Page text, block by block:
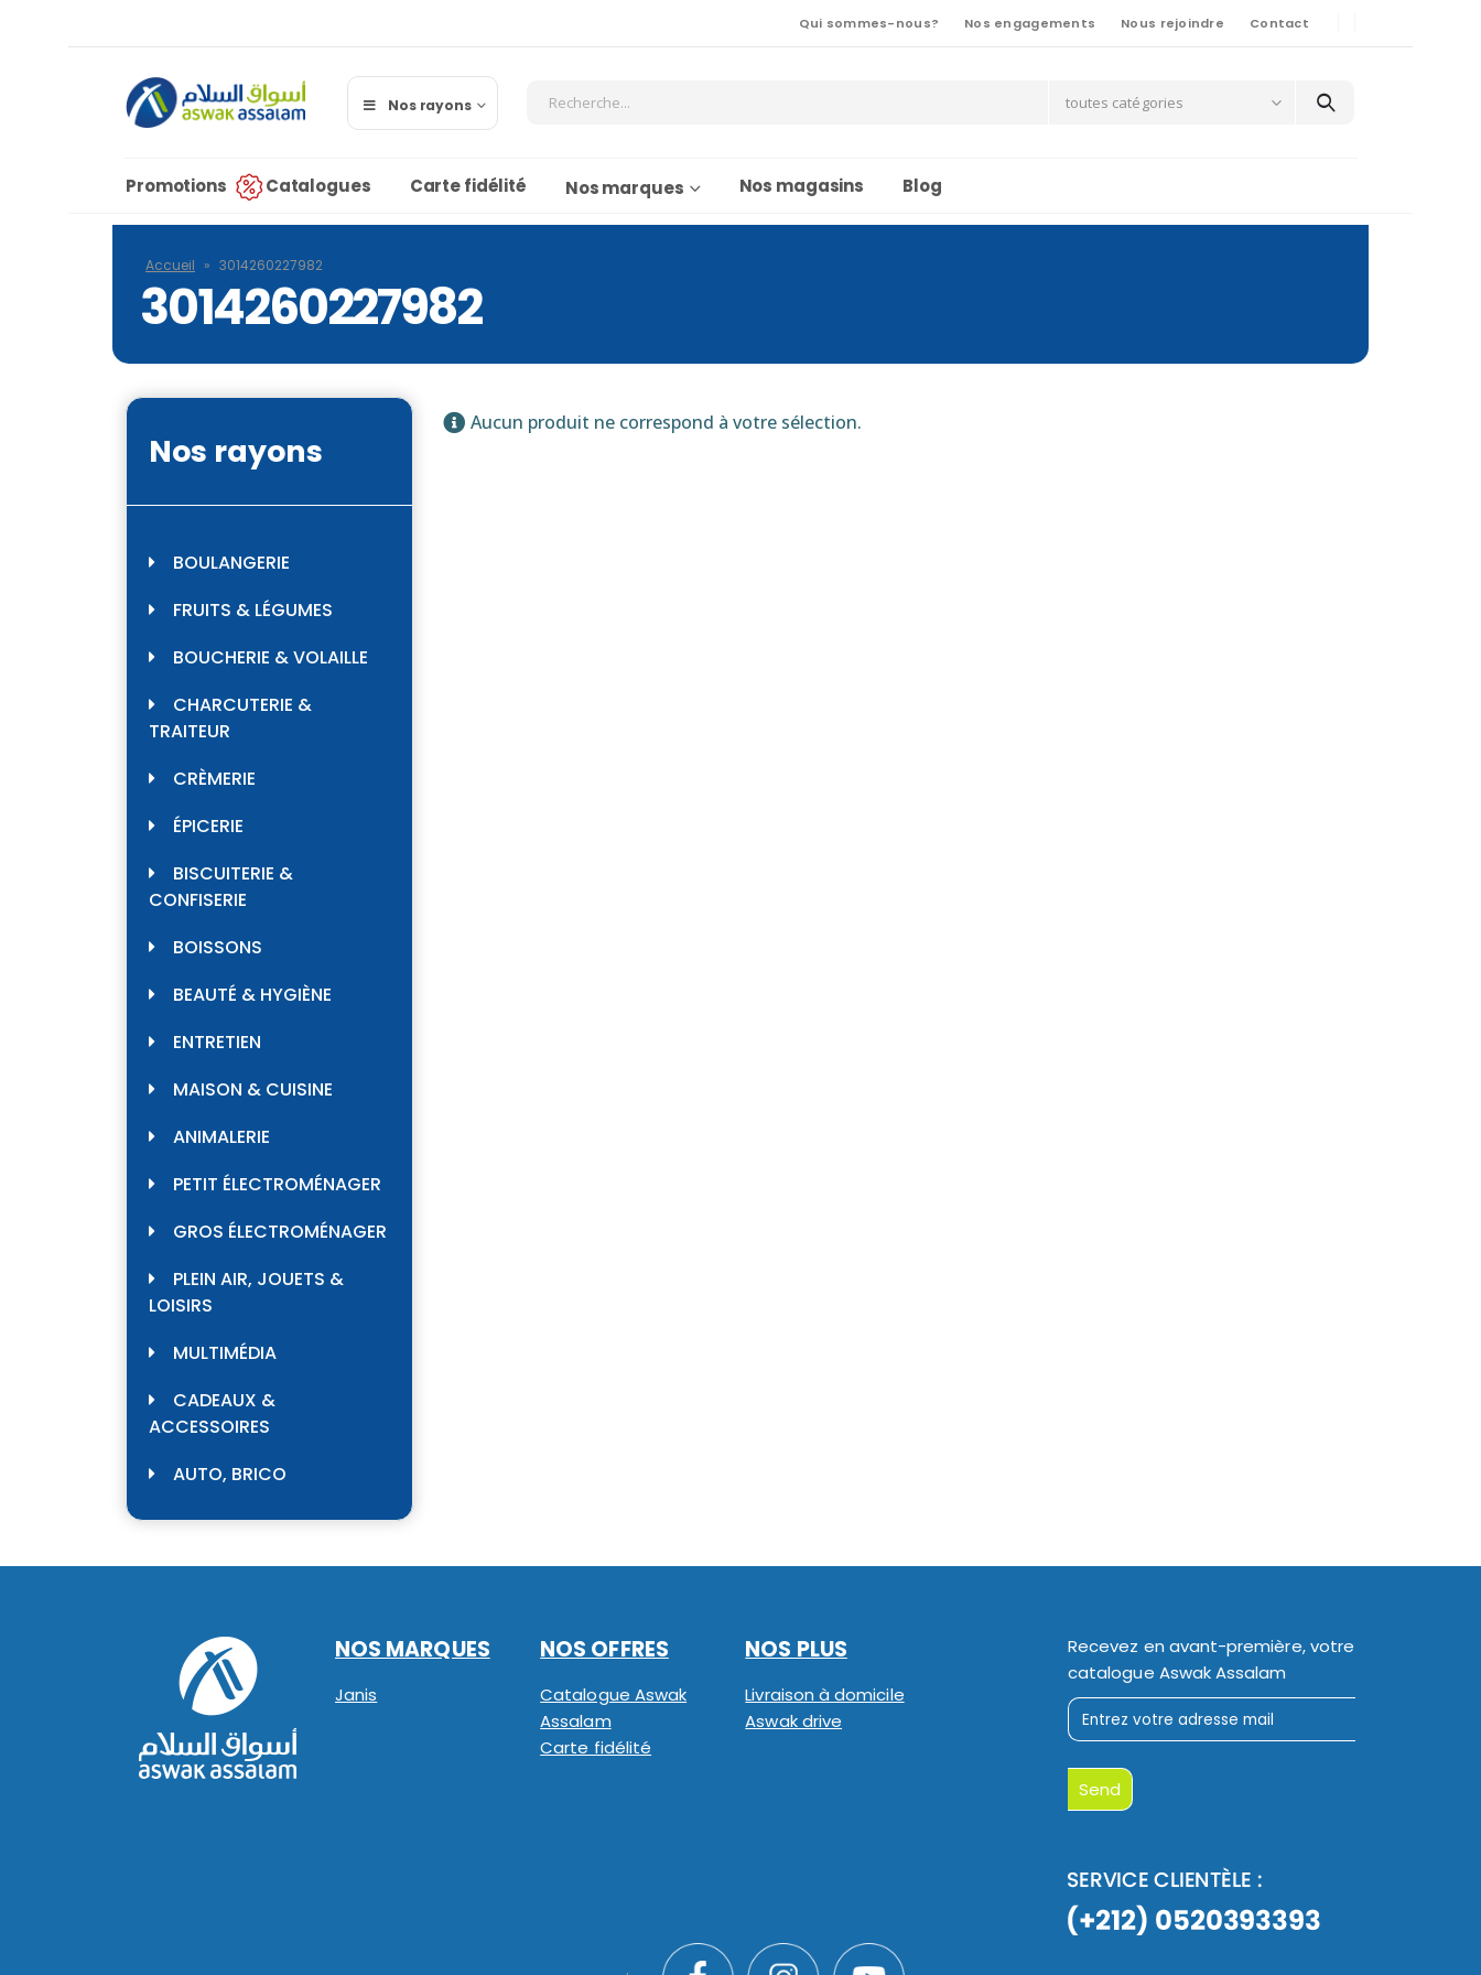
Qui sommes-nous? Nos engagements Nous rejoindre Contact
Nos rayons toutes catégories
Promotions Catalogues Carte fidélité Nos marques Nos magasins Blog
Accueil » 3014260227982
3014260227982
Aucun produit ne correspond à votre sélection.
Nos rayons
BOULANGERIE
FRUITS & LÉGUMES
BOUCHERIE & VOLAILLE
CHARCUTERIE &
TRAITEUR
CRÈMERIE
ÉPICERIE
BISCUITERIE &
CONFISERIE
BOISSONS
BEAUTÉ & HYGIÈNE
ENTRETIEN
MAISON & CUISINE
ANIMALERIE
PETIT ÉLECTROMÉNAGER
GROS ÉLECTROMÉNAGER
PLEIN AIR, JOUETS &
LOISIRS
MULTIMÉDIA
CADEAUX &
ACCESSOIRES
AUTO, BRICO
NOS MARQUES
Janis
NOS OFFRES
Catalogue Aswak
Assalam
Carte fidélité
NOS PLUS
Livraison à domicile
Aswak drive
Recevez en avant-première, votre
catalogue Aswak Assalam